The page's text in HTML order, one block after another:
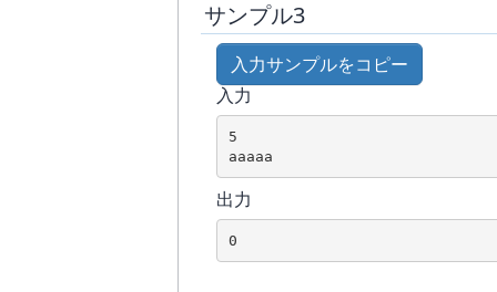
サンプル3
入力サンプルをコピー
入力
5
aaaaa
出力
0